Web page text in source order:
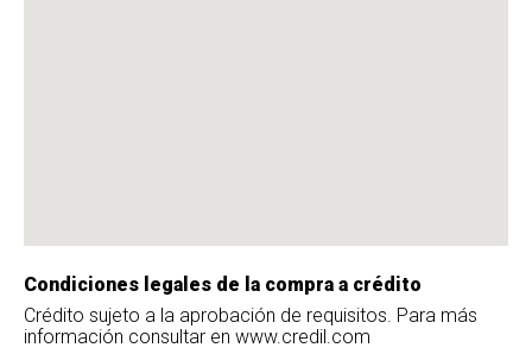
Condiciones legales de la compra a crédito
Crédito sujeto a la aprobación de requisitos. Para más
información consultar en www.credil.com